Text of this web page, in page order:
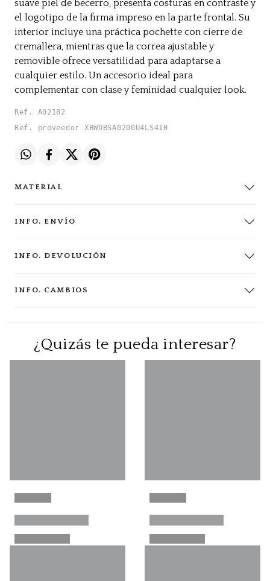
suave piel de becerro, presenta costuras en contraste y
el logotipo de la firma impreso en la parte frontal. Su
interior incluye una práctica pochette con cierre de
cremallera, mientras que la correa ajustable y
removible ofrece versatilidad para adaptarse a
cualquier estilo. Un accesorio ideal para
complementar con clase y feminidad cualquier look.
Ref. A02182
Ref. proveedor XBWDBSA0200U4LS410
MATERIAL
INFO. ENVÍO
INFO. DEVOLUCIÓN
INFO. CAMBIOS
¿Quizás te pueda interesar?